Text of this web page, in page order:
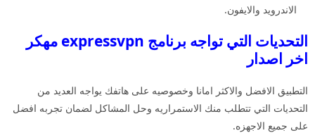
الاندرويد والايفون.
التحديات التي تواجه برنامج expressvpn مهكر
اخر اصدار
التطبيق الافضل والاكثر امانا وخصوصيه على هاتفك يواجه العديد من
التحديات التي تتطلب منك الاستمراريه وحل المشاكل لضمان تجربه افضل
على جميع الاجهزه.